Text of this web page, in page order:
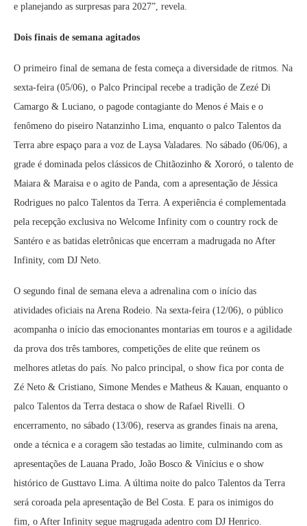
e planejando as surpresas para 2027”, revela.
Dois finais de semana agitados
O primeiro final de semana de festa começa a diversidade de ritmos. Na
sexta-feira (05/06), o Palco Principal recebe a tradição de Zezé Di
Camargo & Luciano, o pagode contagiante do Menos é Mais e o
fenômeno do piseiro Natanzinho Lima, enquanto o palco Talentos da
Terra abre espaço para a voz de Laysa Valadares. No sábado (06/06), a
grade é dominada pelos clássicos de Chitãozinho & Xororó, o talento de
Maiara & Maraisa e o agito de Panda, com a apresentação de Jéssica
Rodrigues no palco Talentos da Terra. A experiência é complementada
pela recepção exclusiva no Welcome Infinity com o country rock de
Santéro e as batidas eletrônicas que encerram a madrugada no After
Infinity, com DJ Neto.
O segundo final de semana eleva a adrenalina com o início das
atividades oficiais na Arena Rodeio. Na sexta-feira (12/06), o público
acompanha o início das emocionantes montarias em touros e a agilidade
da prova dos três tambores, competições de elite que reúnem os
melhores atletas do país. No palco principal, o show fica por conta de
Zé Neto & Cristiano, Simone Mendes e Matheus & Kauan, enquanto o
palco Talentos da Terra destaca o show de Rafael Rivelli. O
encerramento, no sábado (13/06), reserva as grandes finais na arena,
onde a técnica e a coragem são testadas ao limite, culminando com as
apresentações de Lauana Prado, João Bosco & Vinícius e o show
histórico de Gusttavo Lima. A última noite do palco Talentos da Terra
será coroada pela apresentação de Bel Costa. E para os inimigos do
fim, o After Infinity segue magrugada adentro com DJ Henrico.